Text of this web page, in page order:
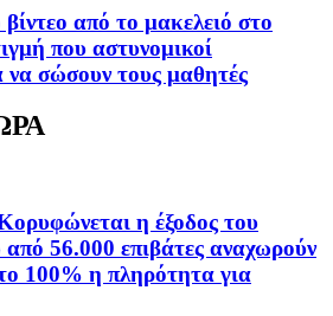
από το μακελειό στο
που αστυνομικοί
να σώσουν τους μαθητές
η έξοδος του
56.000 επιβάτες αναχωρούν
100% η πληρότητα για